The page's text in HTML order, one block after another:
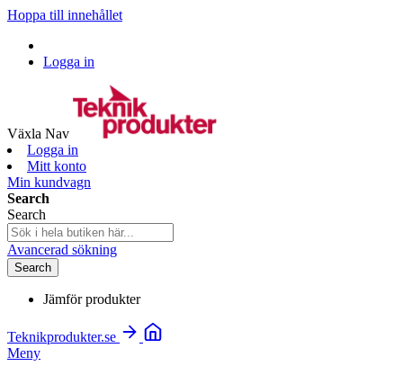
Hoppa till innehållet
Logga in
Växla Nav
Logga in
Mitt konto
Min kundvagn
Search
Search
Avancerad sökning
Search
Jämför produkter
Teknikprodukter.se
Meny